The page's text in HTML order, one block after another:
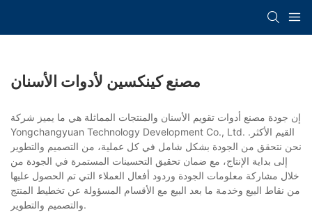
مصنع كينكسين لأدوات الأسنان
إن جودة مصنع أدوات تقويم الأسنان والمنتجات المماثلة هي ما يميز شركة
Yongchangyuan Technology Development Co., Ltd. القيم الأكثر.
نحن نتحقق من الجودة بشكل شامل في كل عملية، من التصميم والتطوير
إلى بداية الإنتاج، مع ضمان تحقيق التحسينات المستمرة في الجودة من
خلال مشاركة معلومات الجودة وردود أفعال العملاء التي تم الحصول عليها
من نقاط البيع وخدمة ما بعد البيع مع الأقسام المسؤولة عن تخطيط المنتج
والتصميم والتطوير.